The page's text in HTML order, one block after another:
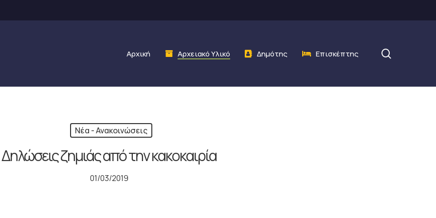
Αρχική Αρχειακό Υλικό Δημότης Επισκέπτης
Νέα - Ανακοινώσεις
Δηλώσεις ζημιάς από την κακοκαιρία
01/03/2019